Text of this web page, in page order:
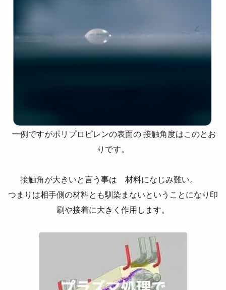
一例ですがポリプロピレンの表面の接触角度はこのとお
りです。
接触角が大きいと言う事は 材料になじみ難い。
つまりは相手側の材料とも馴染まないということになり印
刷や接着に大きく作用します。